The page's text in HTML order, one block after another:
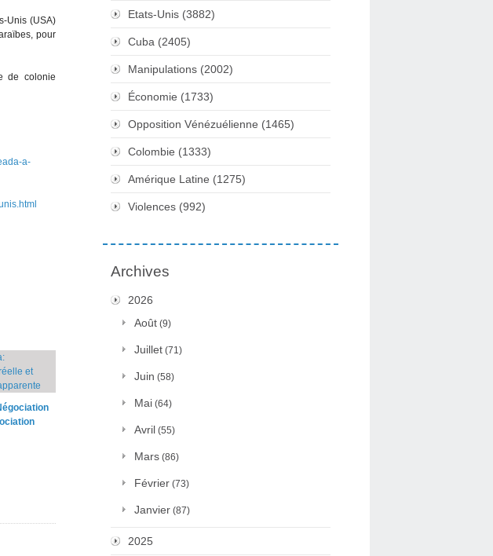
Unis (USA)
pour
de colonie
a-
Etats-Unis (3882)
Cuba (2405)
Manipulations (2002)
Économie (1733)
Opposition Vénézuélienne (1465)
Colombie (1333)
Amérique Latine (1275)
Violences (992)
Archives
2026
Août (9)
Juillet (71)
Juin (58)
Mai (64)
Avril (55)
Mars (86)
Février (73)
Janvier (87)
2025